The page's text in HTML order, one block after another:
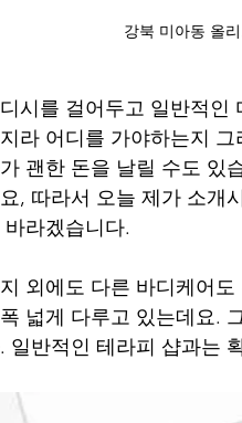
강북 미아동 올
시를 걸어두고 일반적
라 어디를 가야하는지
괜한 돈을 날릴 수도 있
, 따라서 오늘 제가 소개
라겠습니다.
외에도 다른 바디케어
넓게 다루고 있는데요.
일반적인 테라피 샵과는